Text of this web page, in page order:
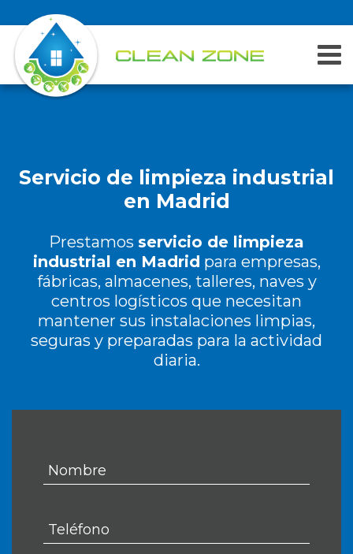
to
content
Servicio de limpieza industrial
en Madrid
Prestamos servicio de limpieza
industrial en Madrid para empresas,
fábricas, almacenes, talleres, naves y
centros logísticos que necesitan
mantener sus instalaciones limpias,
seguras y preparadas para la actividad
diaria.